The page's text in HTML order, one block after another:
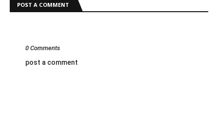
POST A COMMENT
0 Comments
post a comment